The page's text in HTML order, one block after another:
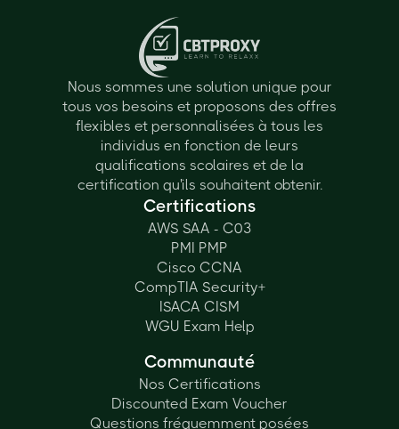
Nous sommes une solution unique pour
tous vos besoins et proposons des offres
flexibles et personnalisées à tous les
individus en fonction de leurs
qualifications scolaires et de la
certification qu'ils souhaitent obtenir.
Certifications
AWS SAA - C03
PMI PMP
Cisco CCNA
CompTIA Security+
ISACA CISM
WGU Exam Help
Communauté
Nos Certifications
Discounted Exam Voucher
Questions fréquemment posées